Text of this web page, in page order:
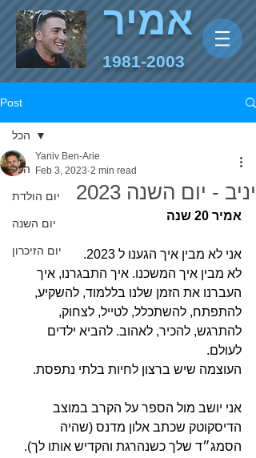
אמיר
1981-2003
Post
הכל
יום הולדת
יום השנה
יום הזיכרון
הכל
יניב - יום השנה 2023
Yaniv Ben-Arie
Feb 3, 2023 2 min read
אמיר 20 שנה
אני לא מבין איך הגענו ל 2023.
לא מבין איך המשכנו. איך התבגרנו, איך
העברנו את הזמן שלנו בללמוד, להשקיע,
להתפתח, להשתכלל, לטייל, לצחוק,
להתרגש, להכיר, לאהוב. להביא ילדים
לעולם.
העוצמה שיש ברצון לחיות בלתי נתפסת.
אני יושב מול הספר על הקרב במוצב
הדיסקוטק שכתב אלון מדנס (שהיה
הסמג״ד שלך כשנהרגת והקדיש אותו לך).